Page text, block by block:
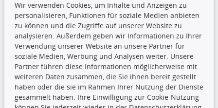
Die hier angezeigten Daten,
insbesondere die gesamte Datenbank,
dürfen nicht kopiert werden. Es ist zu
unterlassen, die Daten oder die gesamte Datenbank ohne
Wir verwenden Cookies, um Inhalte und Anzeigen zu
personalisieren, Funktionen für soziale Medien anbieten
zu können und die Zugriffe auf unserer Website zu
analysieren. Außerdem geben wir Informationen zu Ihrer
Verwendung unserer Website an unsere Partner für
soziale Medien, Werbung und Analysen weiter. Unsere
Partner führen diese Informationen möglicherweise mit
weiteren Daten zusammen, die Sie ihnen bereit gestellt
haben oder die sie im Rahmen Ihrer Nutzung der Dienste
gesammelt haben. Ihre Einwilligung zur Cookie-Nutzung